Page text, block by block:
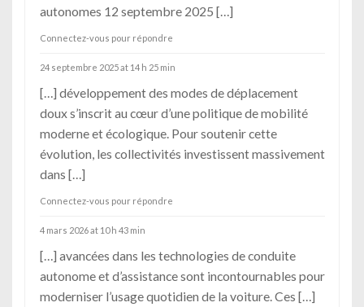
autonomes 12 septembre 2025 […]
Connectez-vous pour répondre
24 septembre 2025 at 14 h 25 min
[…] développement des modes de déplacement
doux s’inscrit au cœur d’une politique de mobilité
moderne et écologique. Pour soutenir cette
évolution, les collectivités investissent massivement
dans […]
Connectez-vous pour répondre
4 mars 2026 at 10 h 43 min
[…] avancées dans les technologies de conduite
autonome et d’assistance sont incontournables pour
moderniser l’usage quotidien de la voiture. Ces […]